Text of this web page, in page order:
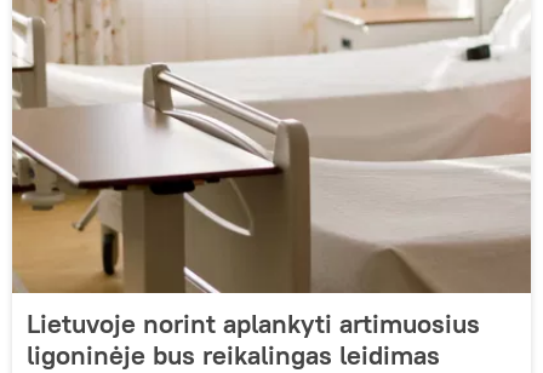
Lietuvoje norint aplankyti artimuosius
ligoninėje bus reikalingas leidimas